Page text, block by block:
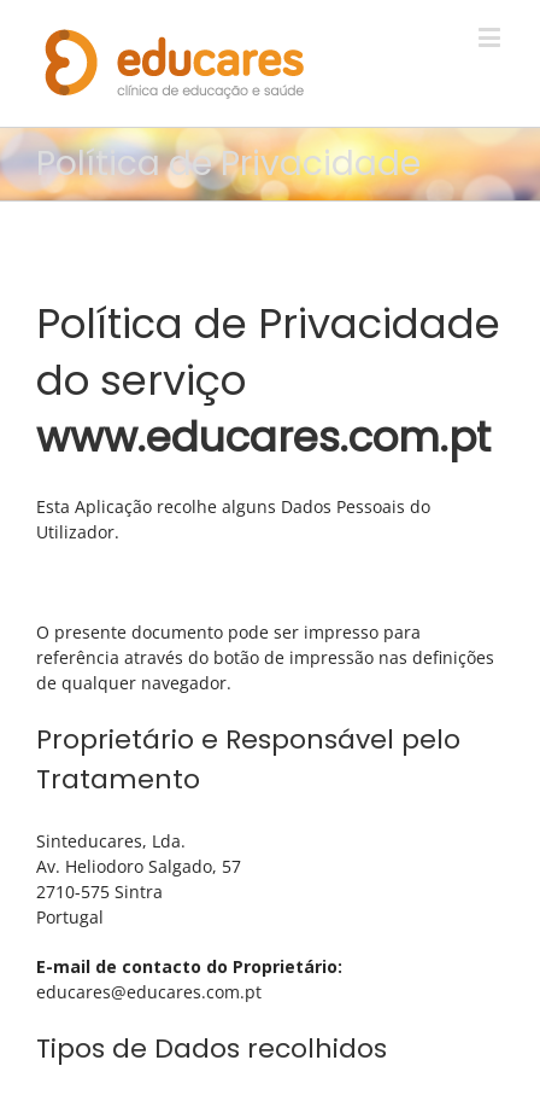
Política de Privacidade
Política de Privacidade
do serviço
www.educares.com.pt
Esta Aplicação recolhe alguns Dados Pessoais do
Utilizador.
O presente documento pode ser impresso para
referência através do botão de impressão nas definições
de qualquer navegador.
Proprietário e Responsável pelo
Tratamento
Sinteducares, Lda.
Av. Heliodoro Salgado, 57
2710-575 Sintra
Portugal
E-mail de contacto do Proprietário:
educares@educares.com.pt
Tipos de Dados recolhidos